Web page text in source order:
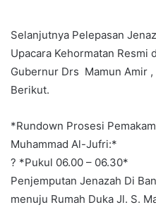
Selanjutnya Pelepasan
Upacara Kehormatan Resmi
Gubernur Drs Mamun Amir
Berikut.
*Rundown Prosesi
Muhammad Al-Jufri:*
? *Pukul 06.00 – 06.30*
Penjemputan Jenazah Di
menuju Rumah Duka Jl. S.